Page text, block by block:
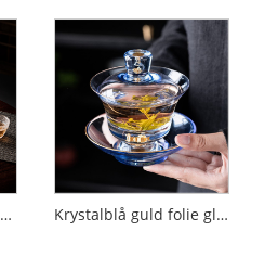
Iskrystalglas Dækket skål Krystalblå guld folie glas Dækket skål